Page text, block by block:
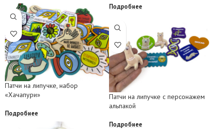
Подробнее
Патчи на липучке, набор
«Хачапури»
Подробнее
Патчи на липучке с персонажем
альпакой
Подробнее